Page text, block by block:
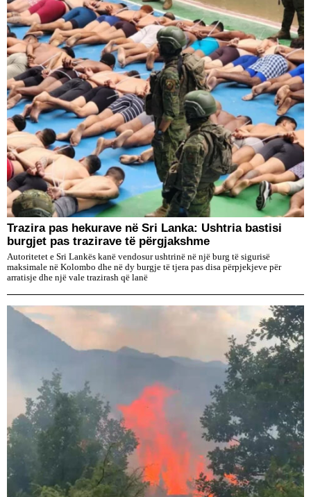
Trazira pas hekurave në Sri Lanka: Ushtria bastisi
burgjet pas trazirave të përgjakshme
Autoritetet e Sri Lankës kanë vendosur ushtrinë në një burg të sigurisë
maksimale në Kolombo dhe në dy burgje të tjera pas disa përpjekjeve për
arratisje dhe një vale trazirash që lanë